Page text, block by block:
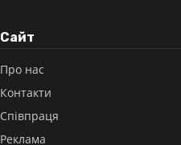
Сайт
Про нас
Контакти
Співпраця
Реклама